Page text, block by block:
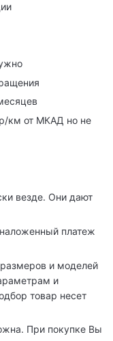
км от МКАД но не
везде. Они дают
платеж
и моделей
и
товар несет
При покупке Вы